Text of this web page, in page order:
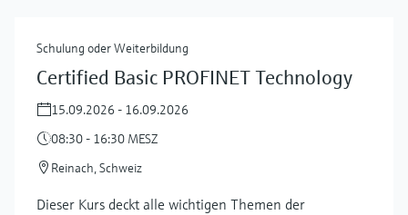
Schulung oder Weiterbildung
Certified Basic PROFINET Technology
15.09.2026 - 16.09.2026
08:30 - 16:30 MESZ
Reinach, Schweiz
Dieser Kurs deckt alle wichtigen Themen der